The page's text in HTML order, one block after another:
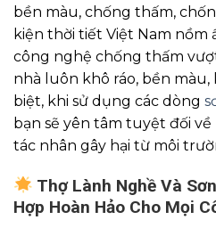
bền màu, chống thấm,
kiện thời tiết Việt Nam nồm
công nghệ chống thấm
nhà luôn khô ráo, bền
biệt, khi sử dụng các dòng
bạn sẽ yên tâm tuyệt đối
tác nhân gây hại từ môi
Thợ Lành Nghề Và
Hợp Hoàn Hảo Cho Mọi